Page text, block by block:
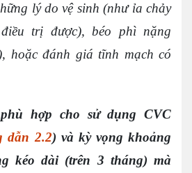
lý do vệ sinh (như ỉa chảy
trị được), béo phì nặng
), hoặc đánh giá tĩnh mạch có
hợp cho sử dụng CVC
dẫn 2.2) và kỳ vọng khoảng
kéo dài (trên 3 tháng) mà